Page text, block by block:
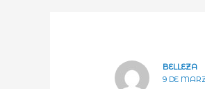
BELLEZA
9 DE